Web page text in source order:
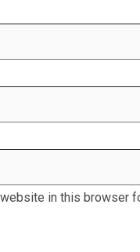
in this browser